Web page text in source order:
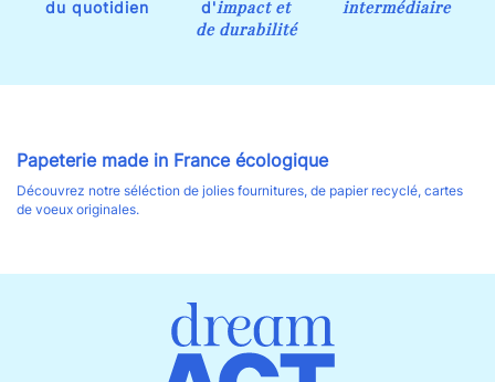
du quotidien
d'impact et
de durabilité
intermédiaire
Papeterie made in France écologique
Découvrez notre séléction de jolies fournitures, de papier recyclé, cartes
de voeux originales.